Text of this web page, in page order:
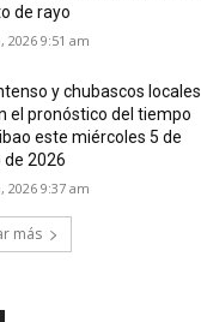
de rayo
2026 9:51 am
y chubascos locales
el pronóstico del tiempo
este miércoles 5 de
2026
2026 9:37 am
más